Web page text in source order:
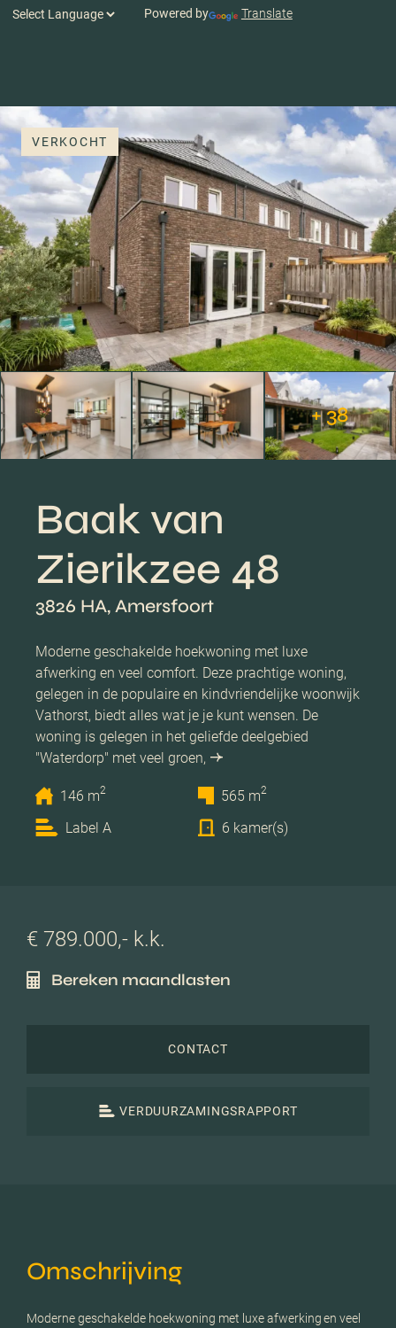
Powered by Translate
VERKOCHT
+ 38
Baak van
Zierikzee 48
3826 HA, Amersfoort
Moderne geschakelde hoekwoning met luxe
afwerking en veel comfort. Deze prachtige woning,
gelegen in de populaire en kindvriendelijke woonwijk
Vathorst, biedt alles wat je je kunt wensen. De
woning is gelegen in het geliefde deelgebied
"Waterdorp" met veel groen,
146 m2 565 m2
Label A 6 kamer(s)
€ 789.000,- k.k.
Bereken maandlasten
CONTACT
VERDUURZAMINGSRAPPORT
Omschrijving
Moderne geschakelde hoekwoning met luxe afwerking en veel